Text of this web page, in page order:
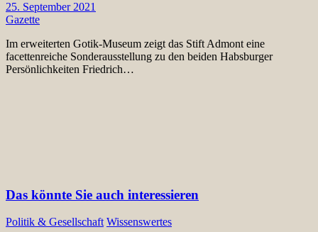
25. September 2021
Gazette
Im erweiterten Gotik-Museum zeigt das Stift Admont eine
facettenreiche Sonderausstellung zu den beiden Habsburger
Persönlichkeiten Friedrich…
Das könnte Sie auch interessieren
Politik & Gesellschaft Wissenswertes